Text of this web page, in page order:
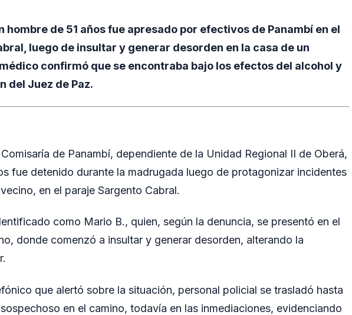
hombre de 51 años fue apresado por efectivos de Panambí en el
luego de insultar y generar desorden en la casa de un
confirmó que se encontraba bajo los efectos del alcohol y
del Juez de Paz.
de Panambí, dependiente de la Unidad Regional II de Oberá,
fue detenido durante la madrugada luego de protagonizar incidentes
en el paraje Sargento Cabral.
como Mario B., quien, según la denuncia, se presentó en el
donde comenzó a insultar y generar desorden, alterando la
que alertó sobre la situación, personal policial se trasladó hasta
en el camino, todavía en las inmediaciones, evidenciando